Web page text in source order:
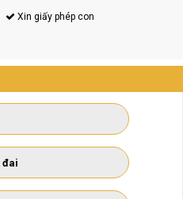
Xin giấy phép con
đai